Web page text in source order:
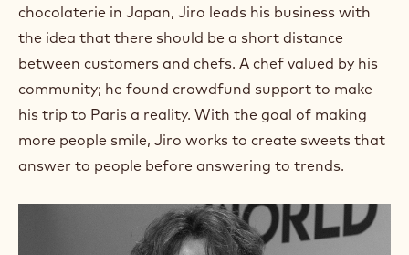
a
g
a
m
)
.
O
e
s
i
n
chocolaterie in Japan, Jiro leads his business with
the idea that there should be a short distance
between customers and chefs. A chef valued by his
community; he found crowdfund support to make
his trip to Paris a reality. With the goal of making
more people smile, Jiro works to create sweets that
answer to people before answering to trends.